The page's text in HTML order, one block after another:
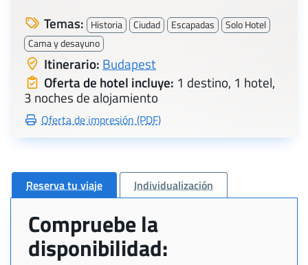
Temas: Historia Ciudad Escapadas
Solo Hotel
Cama y desayuno
Itinerario: Budapest
Oferta de hotel incluye: 1 destino, 1 hotel,
3 noches de alojamiento
Oferta de impresión (PDF)
Reserva tu viaje Individualización
Compruebe la
disponibilidad: